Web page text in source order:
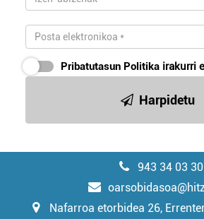
Pribatutasun Politika irakurri
Harpidetu
943 34 03 30
Nafarroa etorbidea 26,